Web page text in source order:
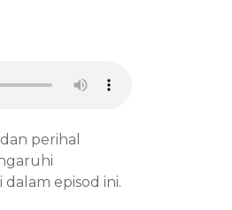
perihal
episod ini.